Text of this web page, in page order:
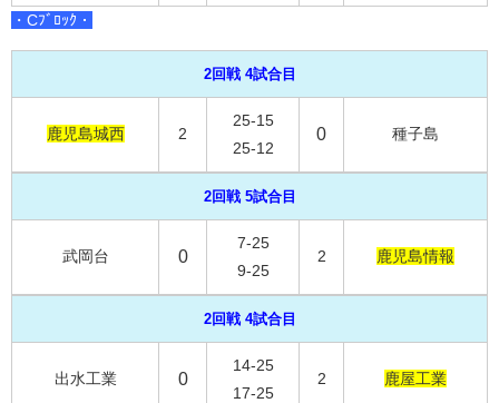
・Cﾌﾞﾛｯｸ・
2回戦 4試合目
鹿児島城西 2
25-15
25-12
0 種子島
2回戦 5試合目
武岡台 0
7-25
9-25
2 鹿児島情報
2回戦 4試合目
出水工業 0
14-25
17-25
2 鹿屋工業